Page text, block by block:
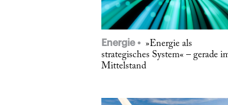
Energie
»Energie als
strategisches System« – gerade
Mittelstand